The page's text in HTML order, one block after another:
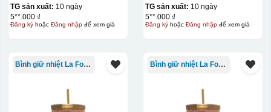
TG sản xuất: 10 ngày
5**.000 ₫
Đăng kýhoặc Đăng nhậpđể xem giá
TG sản xuất: 10 ngày
5**.000 ₫
Đăng kýhoặc Đăng nhậpđể xem giá
Bình giữ nhiệt La Fonte Bình giữ nhiệt La Fonte